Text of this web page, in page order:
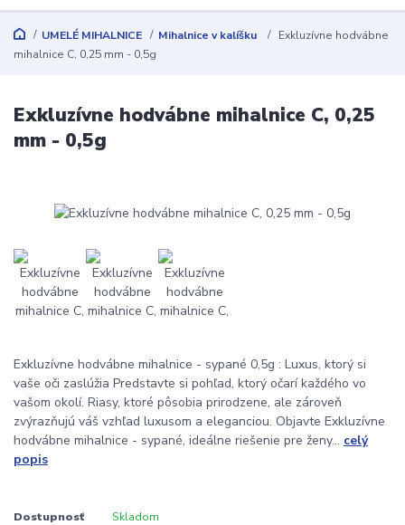
UMELÉ MIHALNICE Mihalnice v kalíšku
Exkluzívne hodvábne
mihalnice C, 0,25 mm - 0,5g
Exkluzívne hodvábne mihalnice C, 0,25
mm - 0,5g
Exkluzívne hodvábne mihalnice - sypané 0,5g : Luxus, ktorý si
vaše oči zaslúžia Predstavte si pohľad, ktorý očarí každého vo
vašom okolí. Riasy, ktoré pôsobia prirodzene, ale zároveň
zvýrazňujú váš vzhľad luxusom a eleganciou. Objavte Exkluzívne
hodvábne mihalnice - sypané, ideálne riešenie pre ženy... celý
popis
Dostupnosť Skladom